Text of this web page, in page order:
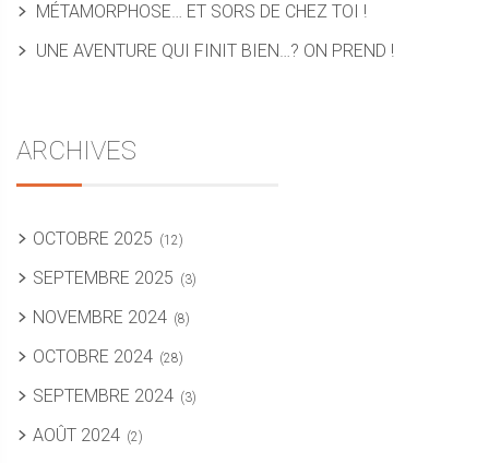
MÉTAMORPHOSE… ET SORS DE CHEZ TOI !
UNE AVENTURE QUI FINIT BIEN…? ON PREND !
ARCHIVES
OCTOBRE 2025 (12)
SEPTEMBRE 2025 (3)
NOVEMBRE 2024 (8)
OCTOBRE 2024 (28)
SEPTEMBRE 2024 (3)
AOÛT 2024 (2)